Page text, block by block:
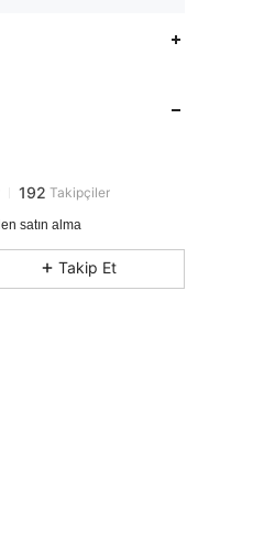
192 Takipçiler
192
192
192
satın alma
Takip Et